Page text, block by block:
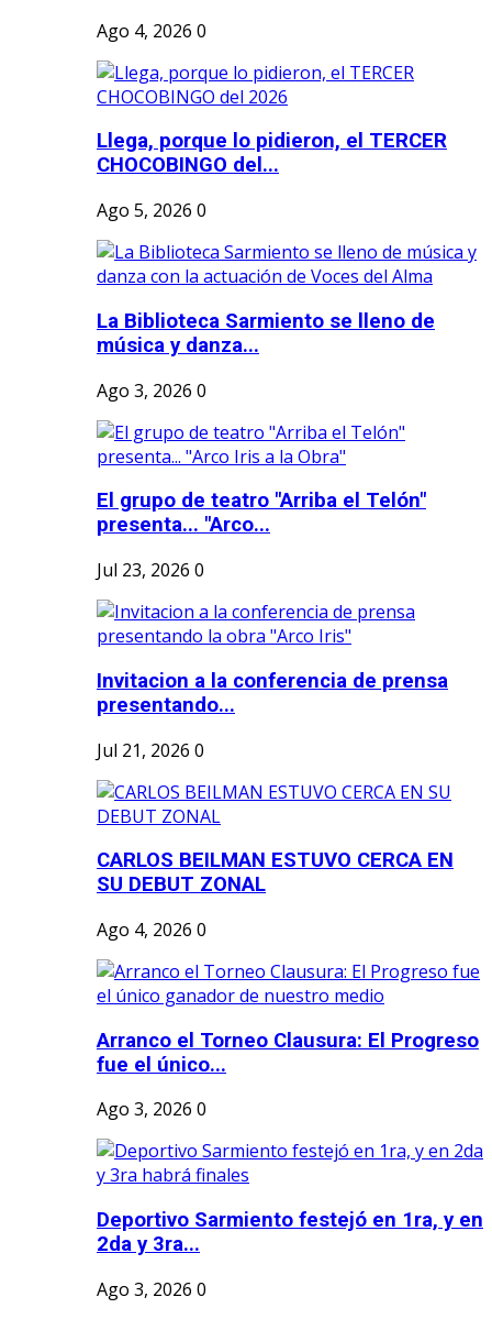
Ago 4, 2026 0
Llega, porque lo pidieron, el TERCER
CHOCOBINGO del...
Ago 5, 2026 0
La Biblioteca Sarmiento se lleno de
música y danza...
Ago 3, 2026 0
El grupo de teatro "Arriba el Telón"
presenta... "Arco...
Jul 23, 2026 0
Invitacion a la conferencia de prensa
presentando...
Jul 21, 2026 0
CARLOS BEILMAN ESTUVO CERCA EN
SU DEBUT ZONAL
Ago 4, 2026 0
Arranco el Torneo Clausura: El Progreso
fue el único...
Ago 3, 2026 0
Deportivo Sarmiento festejó en 1ra, y en
2da y 3ra...
Ago 3, 2026 0